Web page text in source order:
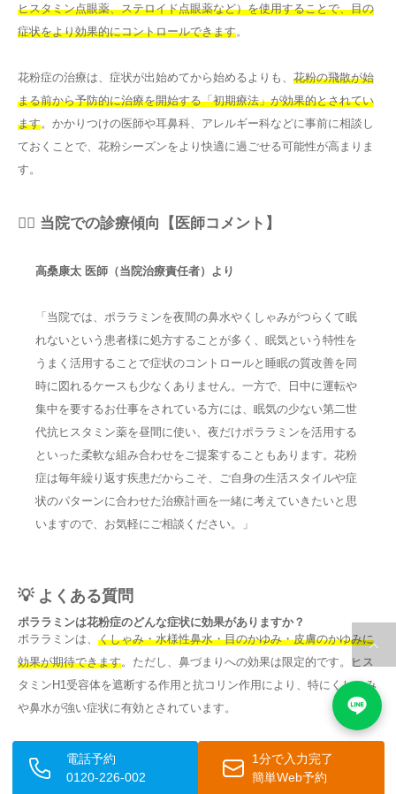
ヒスタミン点眼薬、ステロイド点眼薬など）を使用することで、目の
症状をより効果的にコントロールできます。
花粉症の治療は、症状が出始めてから始めるよりも、 花粉の飛散が始
まる前から予防的に治療を開始する「初期療法」が効果的とされてい
ます。かかりつけの医師や耳鼻科、アレルギー科などに事前に相談し
ておくことで、花粉シーズンをより快適に過ごせる可能性が高まりま
す。
👨‍⚕️ 当院での診療傾向【医師コメント】
高桑康太 医師（当院治療責任者）より
「当院では、ポララミンを夜間の鼻水やくしゃみがつらくて眠
れないという患者様に処方することが多く、眠気という特性を
うまく活用することで症状のコントロールと睡眠の質改善を同
時に図れるケースも少なくありません。一方で、日中に運転や
集中を要するお仕事をされている方には、眠気の少ない第二世
代抗ヒスタミン薬を昼間に使い、夜だけポララミンを活用する
といった柔軟な組み合わせをご提案することもあります。花粉
症は毎年繰り返す疾患だからこそ、ご自身の生活スタイルや症
状のパターンに合わせた治療計画を一緒に考えていきたいと思
いますので、お気軽にご相談ください。」
💡 よくある質問
ポララミンは花粉症のどんな症状に効果がありますか？
ポララミンは、 くしゃみ・水様性鼻水・目のかゆみ・皮膚のかゆみに
効果が期待できます。ただし、鼻づまりへの効果は限定的です。ヒス
タミンH1受容体を遮断する作用と抗コリン作用により、特にくしゃみ
や鼻水が強い症状に有効とされています。
個人差はありますが、ポララミンは第一世代抗ヒスタミン薬のため、
電話予約
0120-226-002
1分で入力完了
簡単Web予約